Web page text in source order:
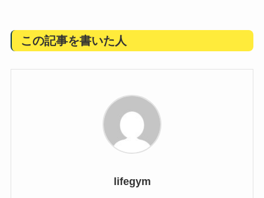
この記事を書いた人
lifegym